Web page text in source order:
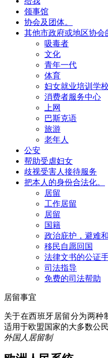
领事馆
协会及团体。
其他市政府或地区协会
吸毒者
文化
青年一代
体育
妇女就业培训学校
消费者服务中心
上网
巴斯克语
旅游
老年人
公安
帮助受虐妇女
歧视受害人接待服务
把本人的身份合法化。
居留
工作居留
居留
国籍
政治庇护，避难
移民自愿回国
法律文书的公证
司法指导
免费的司法帮助
居留事宜
关于在西班牙居留分为两种
适用于欧盟国家的大多数公
外国人居留制